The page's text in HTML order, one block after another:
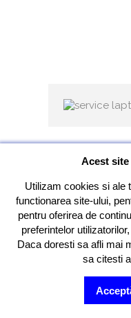
Acest
Utilizam cookies si ale
functionarea site-ului,
pentru oferirea de
preferintelor
Daca doresti sa afli mai
sa citesti
Instalare
Instalare
Windows 10
instalarea de
pachetului
instalare
resetarea
laptop sau
recuperare și
sigură de pe un